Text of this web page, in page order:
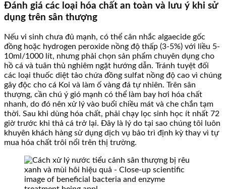
Đánh giá các loại hóa chất an toàn và lưu ý khi sử
dụng trên sân thượng
Nếu vi sinh chưa đủ mạnh, có thể cân nhắc algaecide gốc
đồng hoặc hydrogen peroxide nồng độ thấp (3-5%) với liều 5-
10ml/1000 lít, nhưng phải chọn sản phẩm chuyên dụng cho
hồ cá và tuân thủ nghiêm ngặt hướng dẫn. Tránh tuyệt đối
các loại thuốc diệt tảo chứa đồng sulfat nồng độ cao vì chúng
gây độc cho cá Koi và làm ố vàng đá tự nhiên. Trên sân
thượng, cần chú ý gió mạnh có thể làm bay hơi hóa chất
nhanh, do đó nên xử lý vào buổi chiều mát và che chắn tạm
thời. Sau khi dùng hóa chất, phải chạy lọc sinh học ít nhất 72
giờ trước khi thả cá trở lại. Đây là lý do tại sao chúng tôi luôn
khuyên khách hàng sử dụng dịch vụ bảo trì định kỳ thay vì tự
mua hóa chất trôi nổi trên thị trường.